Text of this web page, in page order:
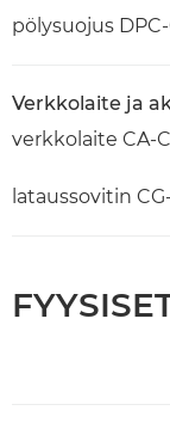
pölysuojus
Verkkolaite ja
verkkolaite CA-
lataussovitin